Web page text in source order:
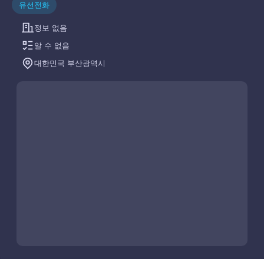
유선전화
정보 없음
알 수 없음
대한민국 부산광역시